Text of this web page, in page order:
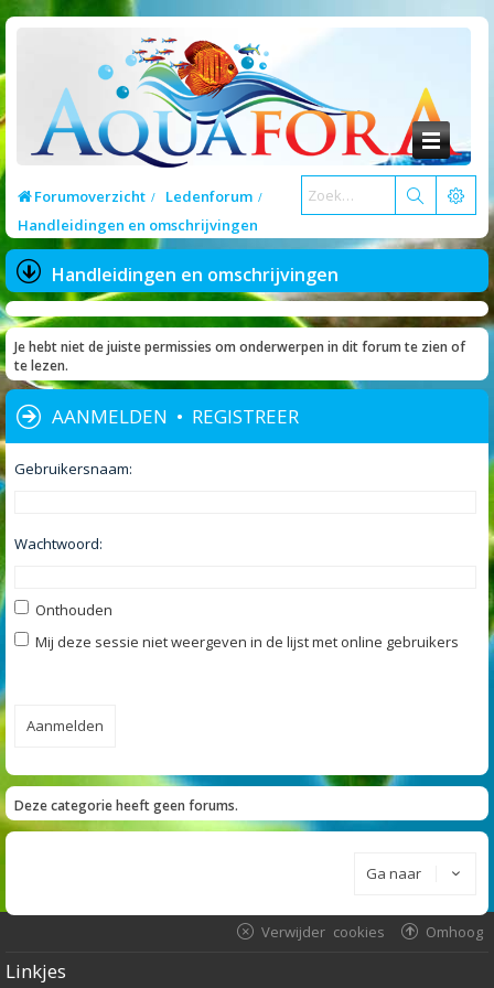
Forumoverzicht
Ledenforum
Handleidingen en omschrijvingen
Handleidingen en omschrijvingen
Je hebt niet de juiste permissies om onderwerpen in dit forum te zien of
te lezen.
AANMELDEN • REGISTREER
Gebruikersnaam:
Wachtwoord:
Onthouden
Mij deze sessie niet weergeven in de lijst met online gebruikers
Deze categorie heeft geen forums.
Ga naar
Omhoog
Verwijder cookies
Linkjes